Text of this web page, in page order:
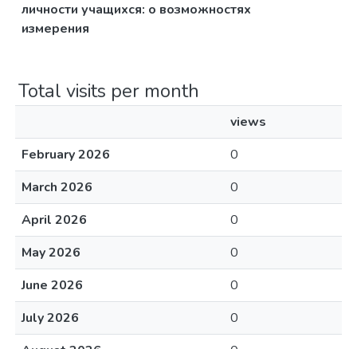
личности учащихся: о возможностях
измерения
Total visits per month
views
February 2026
0
March 2026
0
April 2026
0
May 2026
0
June 2026
0
July 2026
0